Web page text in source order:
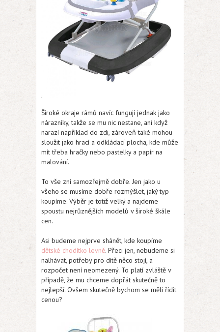
Široké okraje rámů navíc fungují jednak jako
nárazníky, takže se mu nic nestane, ani když
narazí například do zdi, zároveň také mohou
sloužit jako hrací a odkládací plocha, kde může
mít třeba hračky nebo pastelky a papír na
malování.
To vše zní samozřejmě dobře. Jen jako u
všeho se musíme dobře rozmýšlet, jaký typ
koupíme. Výběr je totiž velký a najdeme
spoustu nejrůznějších modelů v široké škále
cen.
Asi budeme nejprve shánět, kde koupíme
dětské chodítko levně. Přeci jen, nebudeme si
nalhávat, potřeby pro dítě něco stojí, a
rozpočet není neomezený. To platí zvláště v
případě, že mu chceme dopřát skutečně to
nejlepší. Ovšem skutečně bychom se měli řídit
cenou?